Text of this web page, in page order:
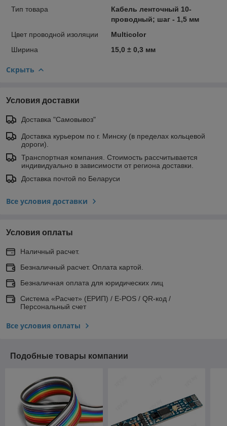
Тип товара
Кабель ленточный 10-
проводный; шаг - 1,5 мм
Цвет проводной изоляции
Multicolor
Ширина
15,0 ± 0,3 мм
Скрыть
Условия доставки
Доставка "Самовывоз"
Доставка курьером по г. Минску (в пределах кольцевой
дороги).
Транспортная компания. Стоимость рассчитывается
индивидуально в зависимости от региона доставки.
Доставка почтой по Беларуси
Все условия доставки
Условия оплаты
Наличный расчет.
Безналичный расчет. Оплата картой.
Безналичная оплата для юридических лиц
Система «Расчет» (ЕРИП) / E-POS / QR-код /
Персональный счет
Все условия оплаты
Подобные товары компании